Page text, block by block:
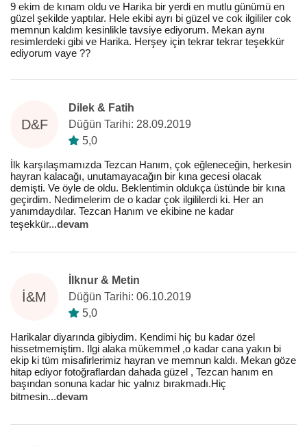
9 ekim de kınam oldu ve Harika bir yerdi en mutlu günümü en
güzel şekilde yaptılar. Hele ekibi ayrı bi güzel ve cok ilgililer cok
memnun kaldım kesinlikle tavsiye ediyorum. Mekan aynı
resimlerdeki gibi ve Harika. Herşey için tekrar tekrar teşekkür
ediyorum vaye ??
D&F
Dilek & Fatih
Düğün Tarihi: 28.09.2019
5,0
İlk karşılaşmamızda Tezcan Hanım, çok eğleneceğin, herkesin
hayran kalacağı, unutamayacağın bir kına gecesi olacak
demişti. Ve öyle de oldu. Beklentimin oldukça üstünde bir kına
geçirdim. Nedimelerim de o kadar çok ilgililerdi ki. Her an
yanımdaydılar. Tezcan Hanım ve ekibine ne kadar
teşekkür...devam
İ&M
İlknur & Metin
Düğün Tarihi: 06.10.2019
5,0
Harikalar diyarında gibiydim. Kendimi hiç bu kadar özel
hissetmemiştim. Ilgi alaka mükemmel ,o kadar cana yakın bi
ekip ki tüm misafirlerimiz hayran ve memnun kaldı. Mekan göze
hitap ediyor fotoğraflardan dahada güzel , Tezcan hanım en
başından sonuna kadar hic yalnız bırakmadı.Hiç
bitmesin...devam